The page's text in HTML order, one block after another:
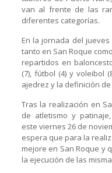
van al frente de las
diferentes categorías.
En la jornada del
tanto en San Roque
repartidos en
(7), fútbol (4) y voleibol
ajedrez y la definición
Tras la realización en
de atletismo y
este viernes 26 de
espera que para la
mejore en San Roque y
la ejecución de las